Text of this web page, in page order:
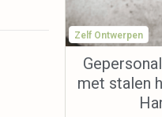
Zelf Ontwerpen
met stalen